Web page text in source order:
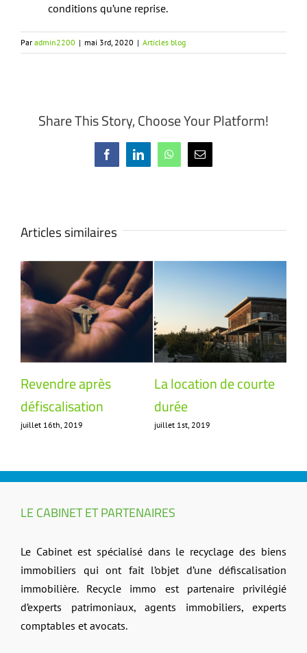
conditions qu’une reprise.
Par admin2200 | mai 3rd, 2020 | Articles blog
Share This Story, Choose Your Platform!
FacebookLinkedInWhatsAppEmail
Articles similaires
Revendre après
défiscalisation
juillet 16th, 2019
La location de courte
durée
juillet 1st, 2019
LE CABINET ET PARTENAIRES
Le Cabinet est spécialisé dans le recyclage des biens
immobiliers qui ont fait l’objet d’une défiscalisation
immobilière. Recycle immo est partenaire privilégié
d’experts patrimoniaux, agents immobiliers, experts
comptables et avocats.